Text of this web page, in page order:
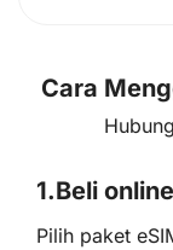
Cara
1.Beli online
Pilih paket